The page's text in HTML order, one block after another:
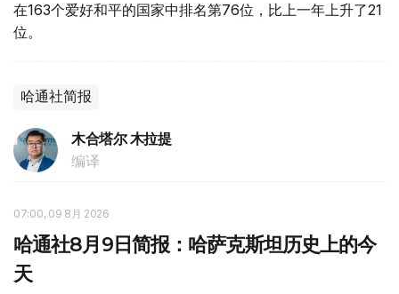
在163个爱好和平的国家中排名第76位，比上一年上升了21
位。
哈通社简报
木合塔尔 木拉提
编译
07:00, 09 8月 2026
哈通社8月9日简报：哈萨克斯坦历史上的今
天